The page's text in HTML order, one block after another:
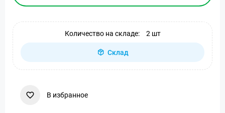
Количество на складе: 2 шт
Склад
В избранное